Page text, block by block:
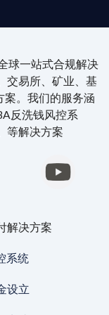
球一站式合规解决
交易所、矿业、基
案。我们的服务涵
反洗钱风控系
等解决方案
解决方案
系统
设立